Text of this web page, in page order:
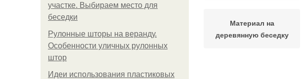
участке. Выбираем место для
беседки
Рулонные шторы на веранду.
Особенности уличных рулонных
штор
Идеи использования пластиковых
Материал на
деревянную беседку